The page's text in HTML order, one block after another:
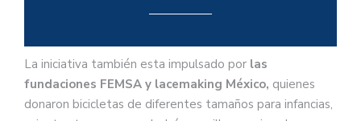
La iniciativa también esta impulsado por las
fundaciones FEMSA y lacemaking México, quienes
donaron bicicletas de diferentes tamaños para infancias,